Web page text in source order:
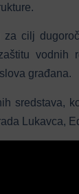
cilj
vodnih
građana.
sredstava,
Lukavca,